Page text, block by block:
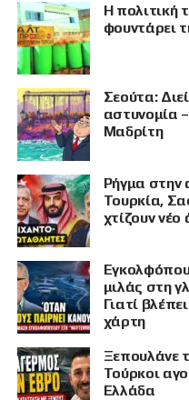
Η πολιτική
φουντάρει
Σεούτα:
αστυνομία
Μαδρίτη
Ρήγμα στην
Τουρκία,
χτίζουν νέο
μιλάς στη
Γιατί
χάρτη
Ξεπουλάνε
Τούρκοι
Ελλάδα